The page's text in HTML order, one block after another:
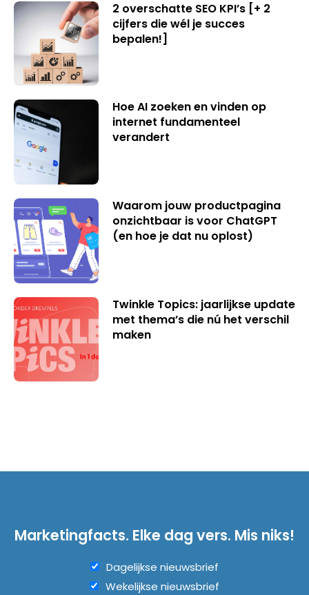
2 overschatte SEO KPI’s [+ 2
cijfers die wél je succes
bepalen!]
Hoe AI zoeken en vinden op
internet fundamenteel
verandert
Waarom jouw productpagina
onzichtbaar is voor ChatGPT
(en hoe je dat nu oplost)
Twinkle Topics: jaarlijkse update
met thema’s die nú het verschil
maken
Marketingfacts. Elke dag vers. Mis niks!
Dagelijkse nieuwsbrief
Wekelijkse nieuwsbrief